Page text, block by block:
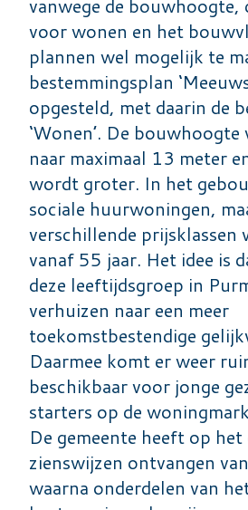
voor wonen en het
plannen wel mogelijk te
bestemmingsplan
opgesteld, met daarin de
‘Wonen’. De
naar maximaal 13 meter
wordt groter. In het
sociale huurwoningen,
verschillende prijsklassen
vanaf 55 jaar. Het idee is
deze leeftijdsgroep in
verhuizen naar een meer
toekomstbestendige
Daarmee komt er weer
beschikbaar voor jonge
starters op de
De gemeente heeft op
zienswijzen ontvangen
waarna onderdelen van